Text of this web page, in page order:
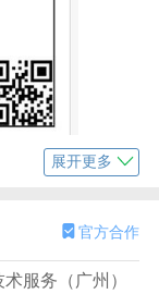
展开更多
官方合作
服务（广州）